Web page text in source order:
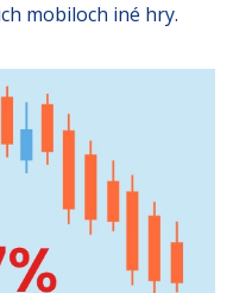
mobiloch iné hry.